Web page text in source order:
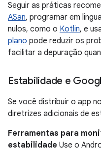
Seguir as práticas
ASan, programar em
nulos, como o Kotlin, e
plano pode reduzir os
facilitar a depuração
Estabilidade e
Se você distribuir o app
diretrizes adicionais de
Ferramentas para
estabilidade Use o